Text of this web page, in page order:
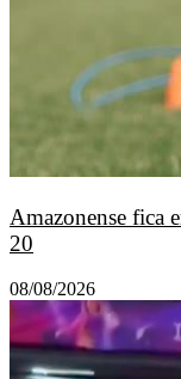
Amazonense fica
20
08/08/2026